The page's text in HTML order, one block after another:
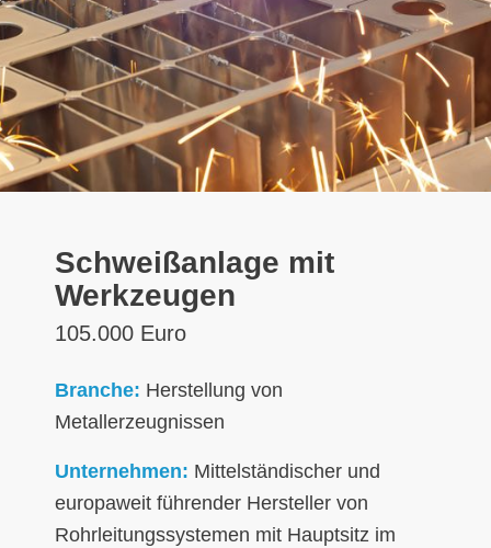
Schweißanlage mit
Werkzeugen
105.000 Euro
Branche: Herstellung von
Metallerzeugnissen
Unternehmen: Mittelständischer und
europaweit führender Hersteller von
Rohrleitungssystemen mit Hauptsitz im